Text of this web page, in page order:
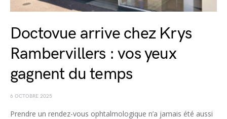
Doctovue arrive chez Krys
Rambervillers : vos yeux
gagnent du temps
6 OCTOBRE 2025
Prendre un rendez-vous ophtalmologique n’a jamais été aussi